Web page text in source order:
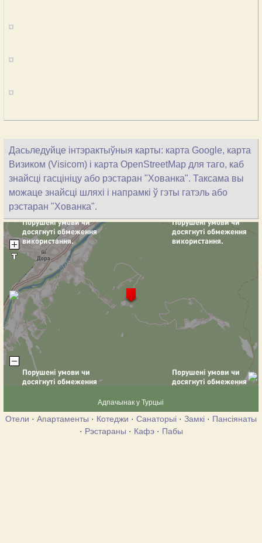
Дасьледуйце інтэрактыўныя карты: карта Google, карта
Визиком (Visicom) і карта OpenStreetMap для таго, каб
знайсці гасцініцу або рэстаран "Хованка". Таксама вы
можаце знайсці шляхі і напрамкі ў гэты гатэль або
рэстаран "Хованка".
Адпачынак у Турцыі
Отели · Апартаменты · Котеджи · Санаторыі · Замкі · Пансіянаты
· Рэстараны · Кафэ· Пабы